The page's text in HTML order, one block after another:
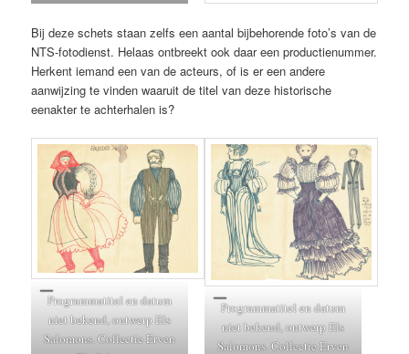
Bij deze schets staan zelfs een aantal bijbehorende foto’s van de
NTS-fotodienst. Helaas ontbreekt ook daar een productienummer.
Herkent iemand een van de acteurs, of is er een andere
aanwijzing te vinden waaruit de titel van deze historische
eenakter te achterhalen is?
Programmatitel en datum
niet bekend, ontwerp Els
Salomons. Collectie Erven
Programmatitel en datum
niet bekend, ontwerp Els
Salomons. Collectie Erven